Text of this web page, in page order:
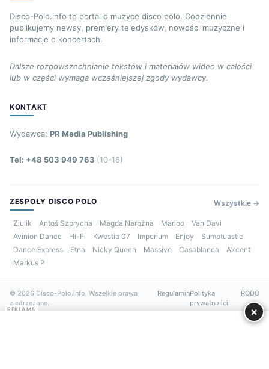
Disco-Polo.info to portal o muzyce disco polo. Codziennie
publikujemy newsy, premiery teledysków, nowości muzyczne i
informacje o koncertach.
Dalsze rozpowszechnianie tekstów i materiałów wideo w całości
lub w części wymaga wcześniejszej zgody wydawcy.
KONTAKT
Wydawca: PR Media Publishing
Tel: +48 503 949 763 (10-16)
ZESPOŁY DISCO POLO Wszystkie →
Ziulik Antoś Szprycha Magda Narożna Marioo
Van Davi
Avinion Dance
Hi-Fi Kwestia 07 Imperium Enjoy
Sumptuastic
Dance Express
Etna Nicky Queen Massive Casablanca
Akcent
Markus P
© 2026 Disco-Polo.info. Wszelkie prawa
zastrzeżone.
RegulaminPolityka
prywatności
RODO
REKLAMA ×